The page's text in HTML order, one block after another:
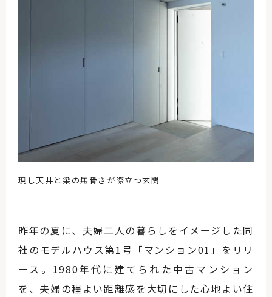
現し天井と梁の無骨さが際立つ玄関
昨年の夏に、夫婦二人の暮らしをイメージした同
社のモデルハウス第1号「マンション01」をリリ
ース。1980年代に建てられた中古マンション
を、夫婦の程よい距離感を大切にした心地よい住